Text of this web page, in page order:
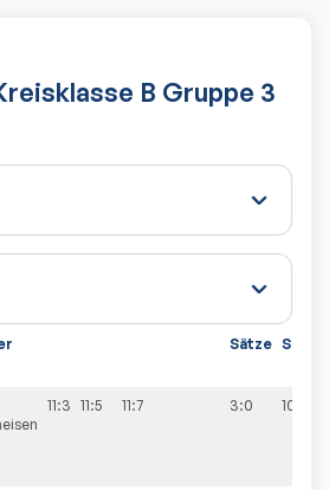
B Gruppe 3
Sätze Spiele
11:3 11:5 11:7 3:0 10:0